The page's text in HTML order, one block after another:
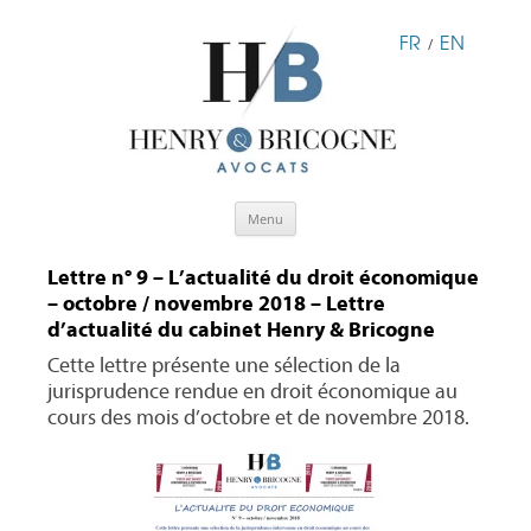
FR / EN
Menu
Lettre n° 9 – L’actualité du droit économique
– octobre / novembre 2018 – Lettre
d’actualité du cabinet Henry & Bricogne
Cette lettre présente une sélection de la
jurisprudence rendue en droit économique au
cours des mois d’octobre et de novembre 2018.